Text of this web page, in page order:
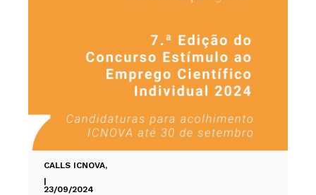
CALLS ICNOVA,
|
23/09/2024